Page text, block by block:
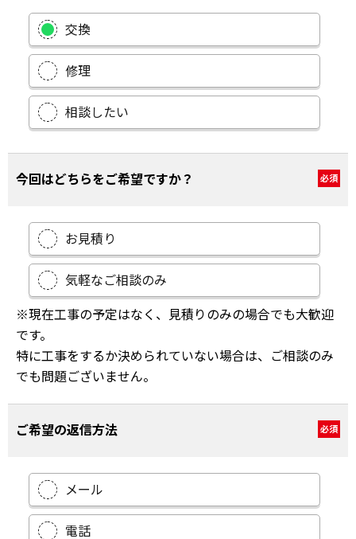
交換
修理
相談したい
今回はどちらをご希望ですか？ 必須
お見積り
気軽なご相談のみ
※現在工事の予定はなく、見積りのみの場合でも大歓迎
です。
特に工事をするか決められていない場合は、ご相談のみ
でも問題ございません。
ご希望の返信方法 必須
メール
電話